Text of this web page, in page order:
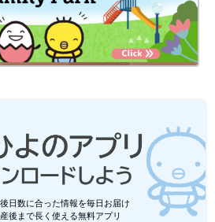
日数に合った情報を毎日お届け
後まで長く使える無料アプリ